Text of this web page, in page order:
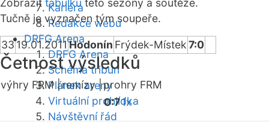
Kariéra
Redakce webu
DRFG Arena
DRFG Arena
Schéma tribun
Plánek areny
Virtuální prohlídka
Návštěvní řád
Zobrazit tabulku této sezóny a soutěže.
Tučně je vyznačen tým soupeře.
3319.01.2011 Hodonín Frýdek-Místek7:0
Četnost výsledků
výhry FRM |remízy |prohry FRM
0:71x